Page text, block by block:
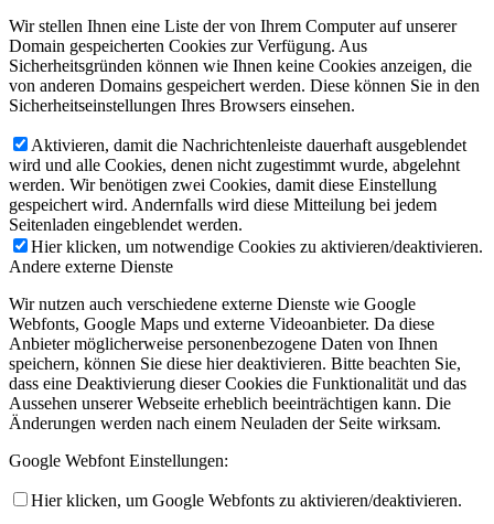
Wir stellen Ihnen eine Liste der von Ihrem Computer auf unserer
Domain gespeicherten Cookies zur Verfügung. Aus
Sicherheitsgründen können wie Ihnen keine Cookies anzeigen, die
von anderen Domains gespeichert werden. Diese können Sie in den
Sicherheitseinstellungen Ihres Browsers einsehen.
Aktivieren, damit die Nachrichtenleiste dauerhaft ausgeblendet
wird und alle Cookies, denen nicht zugestimmt wurde, abgelehnt
werden. Wir benötigen zwei Cookies, damit diese Einstellung
gespeichert wird. Andernfalls wird diese Mitteilung bei jedem
Seitenladen eingeblendet werden.
Hier klicken, um notwendige Cookies zu aktivieren/deaktivieren.
Andere externe Dienste
Wir nutzen auch verschiedene externe Dienste wie Google
Webfonts, Google Maps und externe Videoanbieter. Da diese
Anbieter möglicherweise personenbezogene Daten von Ihnen
speichern, können Sie diese hier deaktivieren. Bitte beachten Sie,
dass eine Deaktivierung dieser Cookies die Funktionalität und das
Aussehen unserer Webseite erheblich beeinträchtigen kann. Die
Änderungen werden nach einem Neuladen der Seite wirksam.
Google Webfont Einstellungen:
Hier klicken, um Google Webfonts zu aktivieren/deaktivieren.